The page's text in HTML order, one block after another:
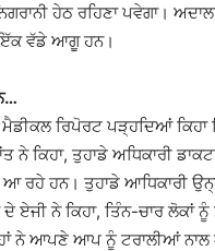
ਹੇਠ ਰਹਿਣਾ ਪਵੇਗਾ।
ਵੱਡੇ ਆਗੂ ਹਨ।
ਮੈਡੀਕਲ ਰਿਪੋਰਟ ਪੜ੍ਹਦਿਆਂ
ਨੇ ਕਿਹਾ, ਤੁਹਾਡੇ ਅਧਿਕਾਰੀ
ਰਹੇ ਹਨ। ਤੁਹਾਡੇ ਆਧਿਕਾਰੀ
ਏਜੀ ਨੇ ਕਿਹਾ, ਤਿੰਨ-ਚਾਰ
ਨੇ ਆਪਣੇ ਆਪ ਨੂੰ ਟਰਾਲੀਆਂ ਨਾਲ